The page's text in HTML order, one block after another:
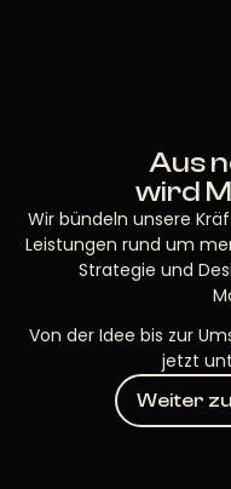
Aus
wird
Wir bündeln unsere
Leistungen rund um
Strategie und
Von der Idee bis zur
jetzt
Weiter